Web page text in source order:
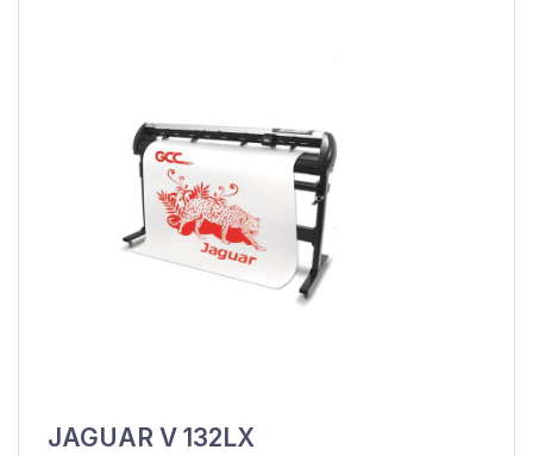
JAGUAR V 132LX